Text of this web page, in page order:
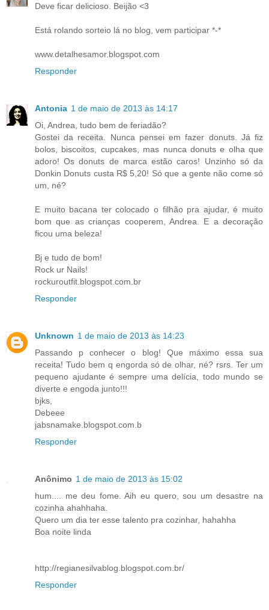
Deve ficar delicioso. Beijão <3
Está rolando sorteio lá no blog, vem participar *-*
www.detalhesamor.blogspot.com
Responder
Antonia 1 de maio de 2013 às 14:17
Oi, Andrea, tudo bem de feriadão?
Gostei da receita. Nunca pensei em fazer donuts. Já fiz
bolos, biscoitos, cupcakes, mas nunca donuts e olha que
adoro! Os donuts de marca estão caros! Unzinho só da
Donkin Donuts custa R$ 5,20! Só que a gente não come só
um, né?
E muito bacana ter colocado o filhão pra ajudar, é muito
bom que as crianças cooperem, Andrea. E a decoração
ficou uma beleza!
Bj e tudo de bom!
Rock ur Nails!
rockuroutfit.blogspot.com.br
Responder
Unknown 1 de maio de 2013 às 14:23
Passando p conhecer o blog! Que máximo essa sua
receita! Tudo bem q engorda só de olhar, né? rsrs. Ter um
pequeno ajudante é sempre uma delícia, todo mundo se
diverte e engoda junto!!!
bjks,
Debeee
jabsnamake.blogspot.com.b
Responder
Anônimo 1 de maio de 2013 às 15:02
hum.... me deu fome. Aih eu quero, sou um desastre na
cozinha ahahhaha.
Quero um dia ter esse talento pra cozinhar, hahahha
Boa noite linda
http://regianesilvablog.blogspot.com.br/
Responder